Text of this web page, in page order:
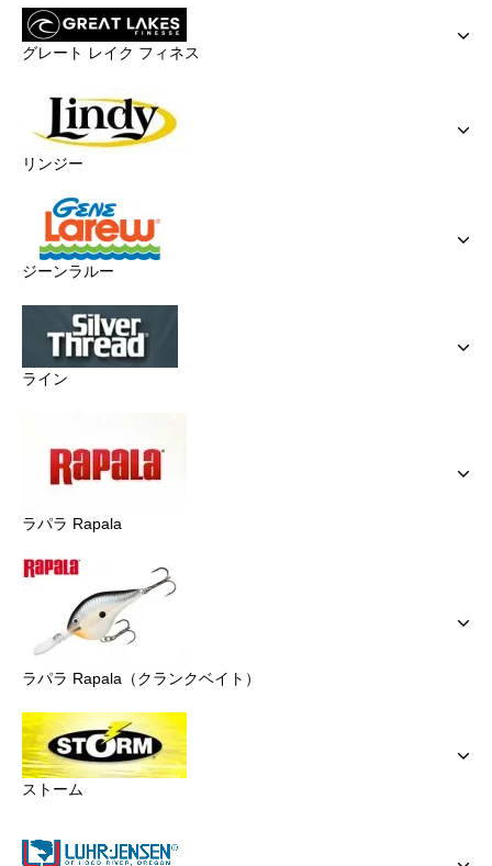
グレート レイク フィネス
リンジー
ジーンラルー
ライン
ラパラ Rapala
ラパラ Rapala（クランクベイト）
ストーム